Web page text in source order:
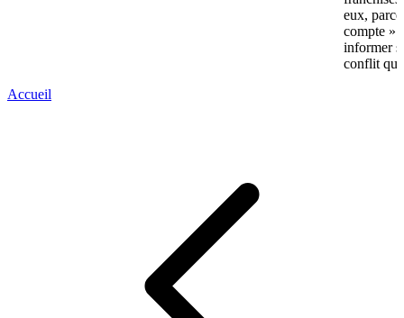
eux,
compte »
informer
conflit qui
Accueil